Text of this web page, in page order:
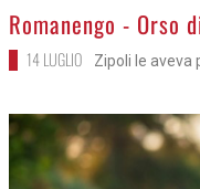
>
Romanengo - Orso
14 LUGLIO Zipoli le aveva